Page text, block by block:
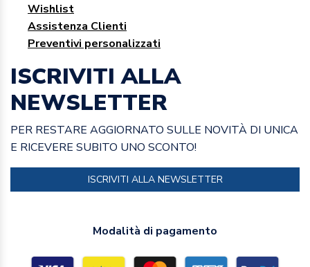
Wishlist
Assistenza Clienti
Preventivi personalizzati
ISCRIVITI ALLA
NEWSLETTER
PER RESTARE AGGIORNATO SULLE NOVITÀ DI UNICA
E RICEVERE SUBITO UNO SCONTO!
ISCRIVITI ALLA NEWSLETTER
Modalità di pagamento